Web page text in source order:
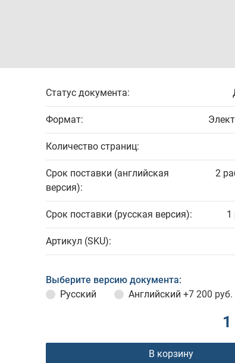
Статус документа:
Формат:
Количество страниц:
Срок поставки (английская
версия):
2
Срок поставки (русская версия): 1
Артикул (SKU):
Выберите версию документа:
Русский
Английский +7 200 руб.
В корзину